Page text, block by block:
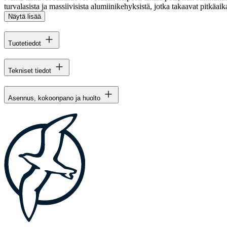
turvalasista ja massiivisista alumiinikehyksistä, jotka takaavat
Näytä lisää
Tuotetiedot
Tekniset tiedot
Asennus, kokoonpano ja huolto